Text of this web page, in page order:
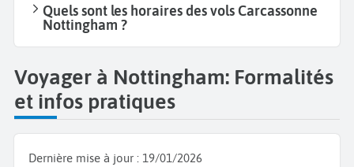
Quels sont les horaires des vols Carcassonne
Nottingham ?
Voyager à Nottingham: Formalités
et infos pratiques
Dernière mise à jour : 19/01/2026